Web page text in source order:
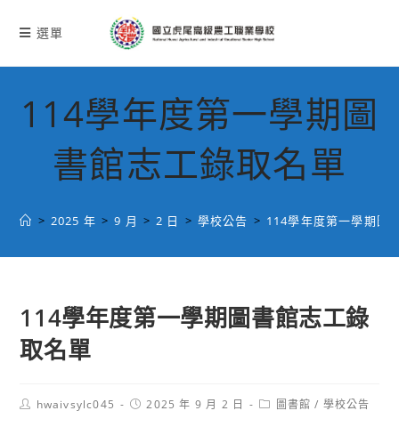
選單
114學年度第一學期圖
書館志工錄取名單
> 2025 年 > 9 月 > 2 日 > 學校公告 > 114學年度第一學期圖
114學年度第一學期圖書館志工錄
取名單
Posthwaivsylc045
Post2025 年 9 月 2 日
Post圖書館 / 學校公告